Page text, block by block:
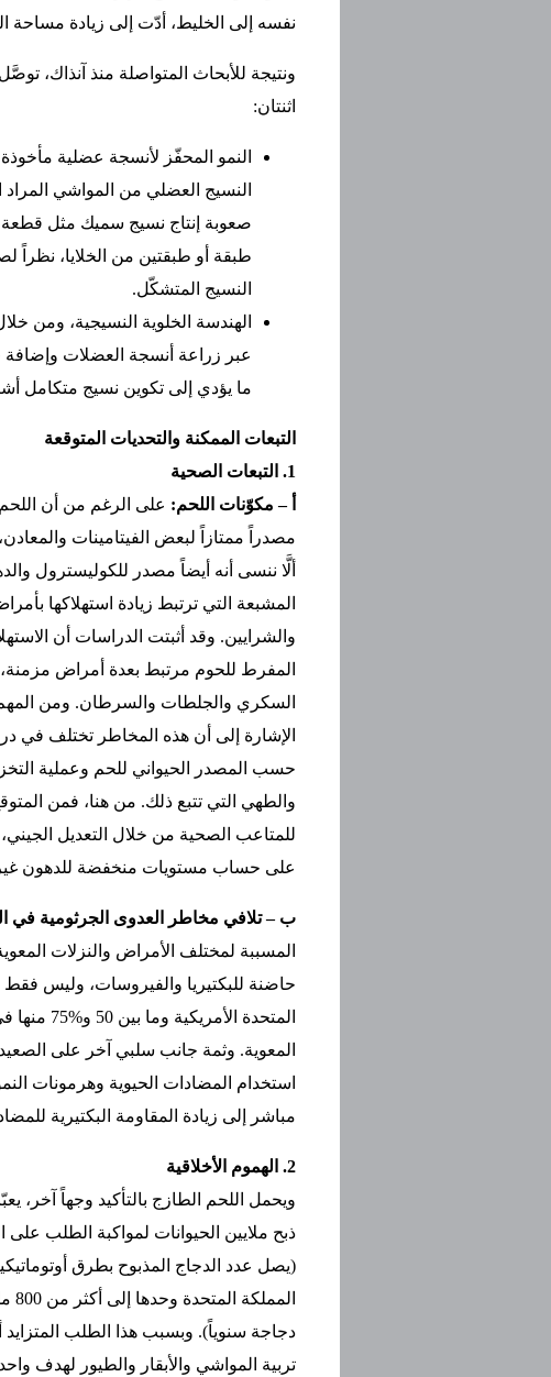
نفسه إلى الخليط، أدّت إلى زيادة مساحة
ونتيجة للأبحاث المتواصلة منذ آنذاك،
اثنتان:
النمو المحفّز لأنسجة عضلية
النسيج العضلي من المواشي المراد
صعوبة إنتاج نسيج سميك مثل قطعة
طبقة أو طبقتين من الخلايا، نظراً
النسيج المتشكّل.
الهندسة الخلوية النسيجية، ومن
عبر زراعة أنسجة العضلات وإضافة
ما يؤدي إلى تكوين نسيج متكامل
التبعات الممكنة والتحديات المتوقعة
1. التبعات الصحية
أ – مكوّنات اللحم: على الرغم من أن
مصدراً ممتازاً لبعض الفيتامينات والمعادن،
ألَّا ننسى أنه أيضاً مصدر للكوليسترول
المشبعة التي ترتبط زيادة استهلاكها
والشرايين. وقد أثبتت الدراسات أن
المفرط للحوم مرتبط بعدة أمراض
السكري والجلطات والسرطان. ومن
الإشارة إلى أن هذه المخاطر تختلف في
حسب المصدر الحيواني للحم وعملية
والطهي التي تتبع ذلك. من هنا، فمن
على حساب مستويات منخفضة للدهون غير
ب – تلافي مخاطر العدوى الجرثومية في
المسببة لمختلف الأمراض والنزلات
المتحدة
المعوية. وثمة جانب سلبي آخر على
استخدام المضادات الحيوية وهرمونات
مباشر إلى زيادة المقاومة البكتيرية
2. الهموم الأخلاقية
ويحمل اللحم الطازج بالتأكيد وجهاً آخر،
ذبح ملايين الحيوانات لمواكبة الطلب على
(يصل عدد الدجاج المذبوح بطرق
دجاجة سنوياً). وبسبب هذا الطلب
تربية المواشي والأبقار والطيور لهدف